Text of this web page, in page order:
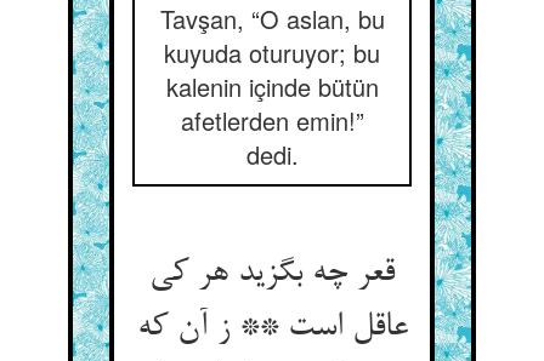
Tavşan, “O aslan, bu
kuyuda oturuyor; bu
kalenin içinde bütün
afetlerden emin!”
dedi.
قعر چه بگزید هر کی
عاقل است ** ز آن که